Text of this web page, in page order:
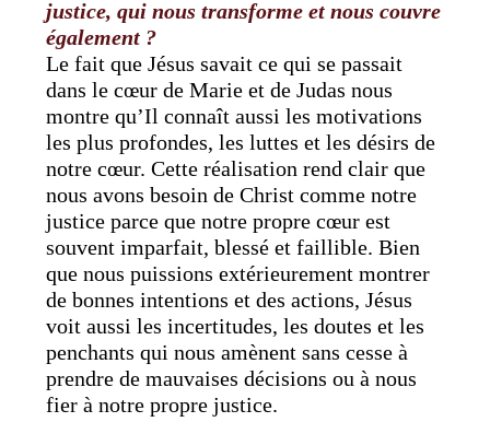
justice, qui nous transforme et nous couvre
également ?
Le fait que Jésus savait ce qui se passait
dans le cœur de Marie et de Judas nous
montre qu’Il connaît aussi les motivations
les plus profondes, les luttes et les désirs de
notre cœur. Cette réalisation rend clair que
nous avons besoin de Christ comme notre
justice parce que notre propre cœur est
souvent imparfait, blessé et faillible. Bien
que nous puissions extérieurement montrer
de bonnes intentions et des actions, Jésus
voit aussi les incertitudes, les doutes et les
penchants qui nous amènent sans cesse à
prendre de mauvaises décisions ou à nous
fier à notre propre justice.